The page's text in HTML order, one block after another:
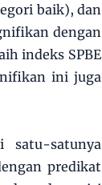
baik), dan
dengan
indeks SPBE
ini juga
satu-satunya
predikat